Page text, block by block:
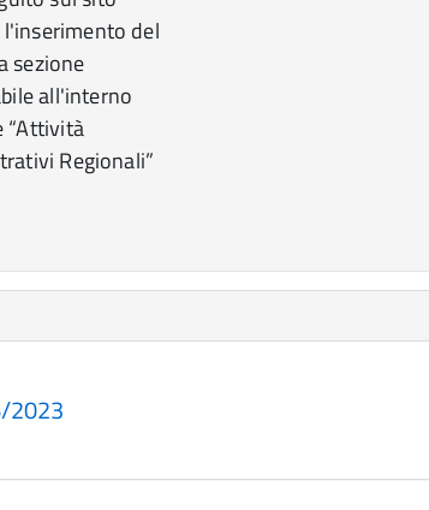
del
sezione
all'interno
“Attività
Regionali”
2023